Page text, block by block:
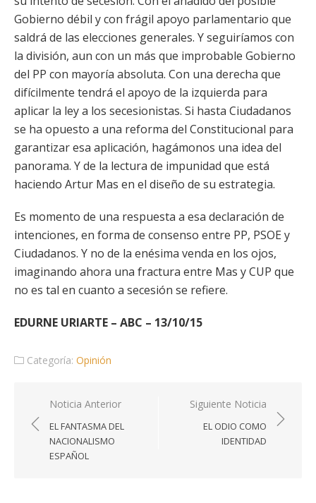
Gobierno débil y con frágil apoyo parlamentario que
saldrá de las elecciones generales. Y seguiríamos con
la división, aun con un más que improbable Gobierno
del PP con mayoría absoluta. Con una derecha que
difícilmente tendrá el apoyo de la izquierda para
aplicar la ley a los secesionistas. Si hasta Ciudadanos
se ha opuesto a una reforma del Constitucional para
garantizar esa aplicación, hagámonos una idea del
panorama. Y de la lectura de impunidad que está
haciendo Artur Mas en el diseño de su estrategia.
Es momento de una respuesta a esa declaración de
intenciones, en forma de consenso entre PP, PSOE y
Ciudadanos. Y no de la enésima venda en los ojos,
imaginando ahora una fractura entre Mas y CUP que
no es tal en cuanto a secesión se refiere.
EDURNE URIARTE – ABC – 13/10/15
Categoría: Opinión
Navegación
de
entradas
Noticia Anterior
EL FANTASMA DEL
NACIONALISMO
ESPAÑOL
Siguiente Noticia
EL ODIO COMO
IDENTIDAD